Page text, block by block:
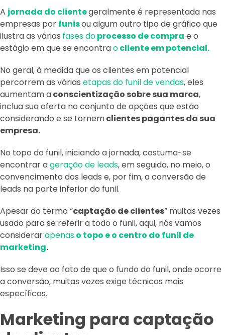
A jornada do clientegeralmente é representada nas
empresas por funisou algum outro tipo de gráfico que
ilustra as várias fases doprocesso de compra e o
estágio em que se encontraocliente em potencial.
No geral, à medida que os clientes em potencial
percorrem as várias etapas do funil de vendas, eles
aumentam aconscientização sobre sua marca,
inclua sua oferta no conjunto de opções que estão
considerando e se tornemclientes pagantes da sua
empresa.
No topo do funil, iniciando a jornada, costuma-se
encontrar ageração de leads, em seguida, no meio, o
convencimento dos leads e, por fim, a conversão de
leads na parte inferior do funil.
Apesar do termo “captação de clientes” muitas vezes
usado para se referir a todo o funil, aqui, nós vamos
considerarapenaso topo e o centro do funil de
marketing.
Isso se deve ao fato de que o fundo do funil, onde ocorre
a conversão, muitas vezes exige técnicas mais
específicas.
Marketing para captação